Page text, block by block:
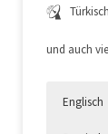
und auch
Englisch